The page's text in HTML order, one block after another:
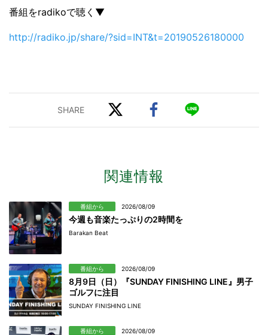
番組をradikoで聴く▼
http://radiko.jp/share/?sid=INT&t=20190526180000
関連情報
番組から 2026/08/09
今週も音楽たっぷりの2時間を
Barakan Beat
番組から 2026/08/09
8月9日（日）『SUNDAY FINISHING LINE』男子
ゴルフに注目
SUNDAY FINISHING LINE
番組から 2026/08/09